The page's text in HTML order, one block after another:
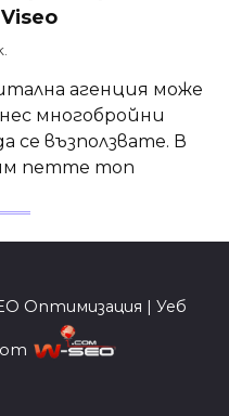
агенция може
многобройни
се възползвате. В
петте топ
Оптимизация | Уеб
от